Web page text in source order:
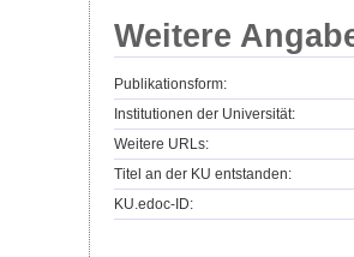
Weitere
Publikationsform:
Institutionen der Universität:
Weitere URLs:
Titel an der KU entstanden:
KU.edoc-ID: